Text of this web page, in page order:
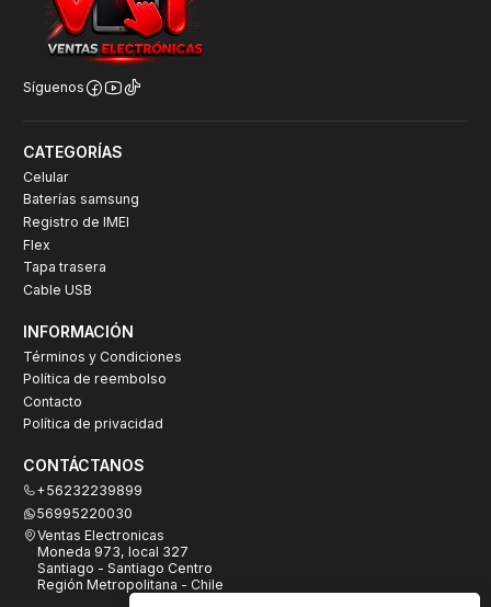
Síguenos
CATEGORÍAS
Celular
Baterías samsung
Registro de IMEI
Flex
Tapa trasera
Cable USB
INFORMACIÓN
Términos y Condiciones
Política de reembolso
Contacto
Política de privacidad
CONTÁCTANOS
+56232239899
56995220030
Ventas Electronicas
Moneda 973, local 327
Santiago - Santiago Centro
Región Metropolitana - Chile